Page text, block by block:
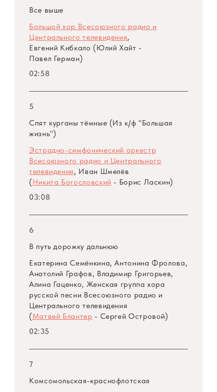
Все выше
Большой хор Всесоюзного радио и
Центрального телевидения,
Евгений Кибкало (Юлий Хайт -
Павел Герман)
02:58
5
Спят курганы тёмные (Из к/ф "Большая
жизнь")
Эстрадно-симфонический оркестр
Всесоюзного радио и Центрального
телевидения, Иван Шмелёв
(Никита Богословский - Борис Ласкин)
03:08
6
В путь дорожку дальнюю
Екатерина Семёнкина, Антонина Фролова,
Анатолий Графов, Владимир Григорьев,
Алина Гаценко, Женская группа хора
русской песни Всесоюзного радио и
Центрального телевидения
(Матвей Блантер - Сергей Островой)
02:35
7
Комсомольская-краснофлотская